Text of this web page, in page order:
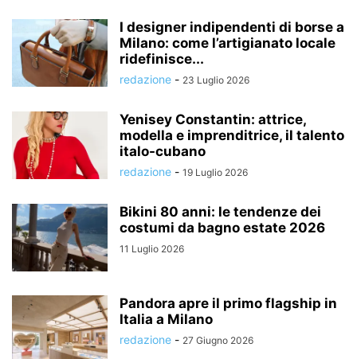
I designer indipendenti di borse a
Milano: come l’artigianato locale
ridefinisce...
redazione - 23 Luglio 2026
Yenisey Constantin: attrice,
modella e imprenditrice, il talento
italo-cubano
redazione - 19 Luglio 2026
Bikini 80 anni: le tendenze dei
costumi da bagno estate 2026
11 Luglio 2026
Pandora apre il primo flagship in
Italia a Milano
redazione - 27 Giugno 2026